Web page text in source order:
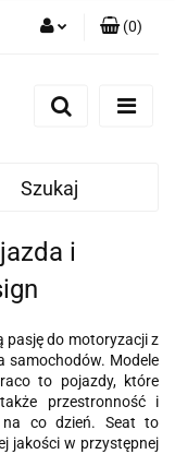
się
(0)
Szukaj
i
pasję do motoryzacji z
samochodów. Modele
to pojazdy, które
przestronność i
na co dzień. Seat to
jakości w przystępnej